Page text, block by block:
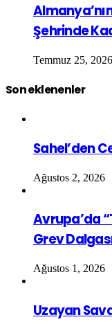
Şehrinde
Temmuz 25, 2026
Son eklenenler
Sahel’den
Ağustos 2, 2026
Avrupa’da
Grev
Ağustos 1, 2026
Uzayan